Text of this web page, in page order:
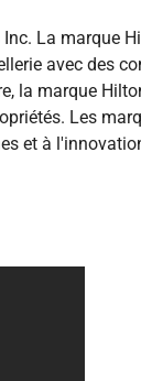
La marque
avec des
la marque
Les
et à